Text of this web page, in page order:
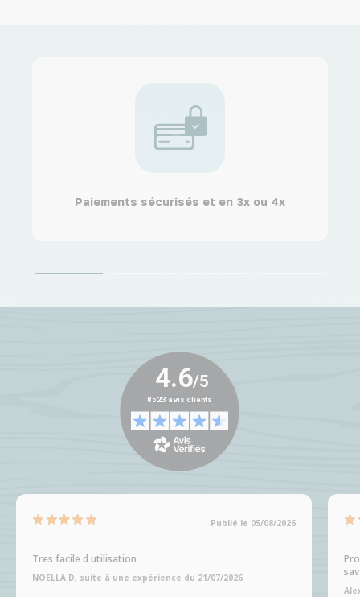
Paiements sécurisés et en 3x ou 4x
Publié le 05/08/2026
Tres facile d utilisation
NOELLA D, suite à une expérience du 21/07/2026